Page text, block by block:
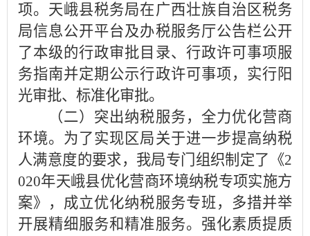
项。天峨县税务局在广西壮族自治区税务
局信息公开平台及办税服务厅公告栏公开
了本级的行政审批目录、行政许可事项服
务指南并定期公示行政许可事项，实行阳
光审批、标准化审批。
（二）突出纳税服务，全力优化营商
环境。为了实现区局关于进一步提高纳税
人满意度的要求，我局专门组织制定了《2
020年天峨县优化营商环境纳税专项实施方
案》，成立优化纳税服务专班，多措并举
开展精细服务和精准服务。强化素质提质